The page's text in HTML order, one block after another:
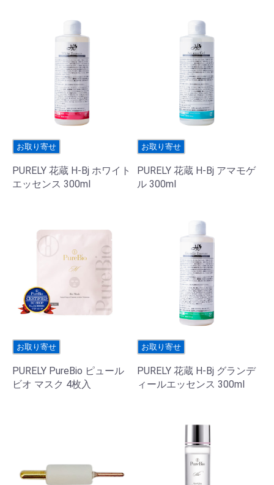
お取り寄せ
PURELY 花蔵 H-Bj ホワイト
エッセンス 300ml
お取り寄せ
PURELY 花蔵 H-Bj アマモゲ
ル 300ml
お取り寄せ
PURELY PureBio ピュール
ビオ マスク 4枚入
お取り寄せ
PURELY 花蔵 H-Bj グランデ
ィールエッセンス 300ml